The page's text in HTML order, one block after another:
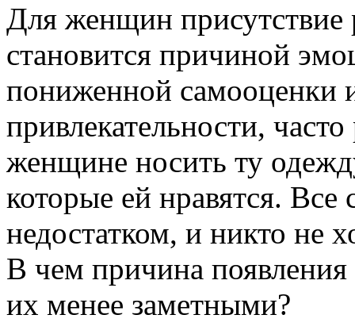
Для женщин присутствие
становится причиной
пониженной самооценки
привлекательности,
женщине носить ту
которые ей нравятся.
недостатком, и никто не
В чем причина
их менее заметными?